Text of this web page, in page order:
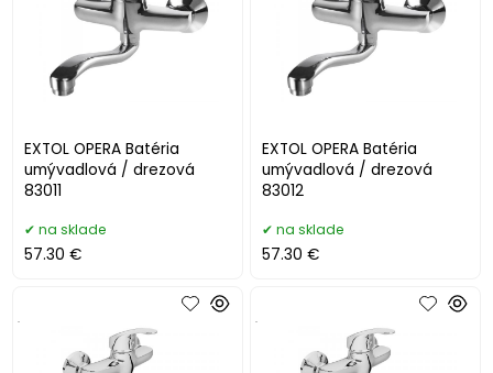
EXTOL OPERA Batéria
umývadlová / drezová
83011
na sklade
57.30 €
EXTOL OPERA Batéria
umývadlová / drezová
83012
na sklade
57.30 €
. .